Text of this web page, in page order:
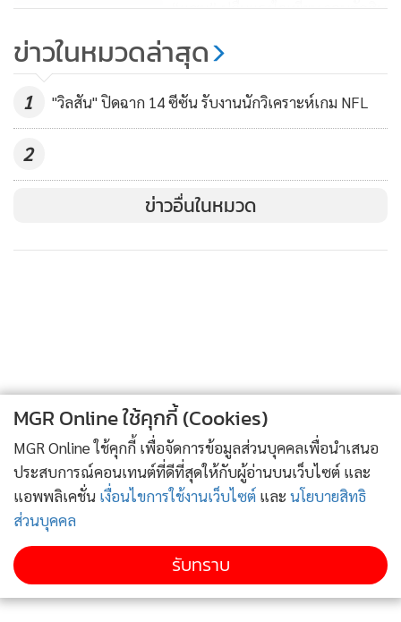
384
“แซม” ปลื้มแรงใจเพียบ วอนตัดสิน
ข่าวในหมวดล่าสุด
1 "วิลสัน" ปิดฉาก 14 ซีซัน รับงานนักวิเคราะห์เกม NFL
2
ข่าวอื่นในหมวด
MGR Online ใช้คุกกี้ (Cookies)
MGR Online ใช้คุกกี้ เพื่อจัดการข้อมูลส่วนบุคคลเพื่อนำเสนอ
ประสบการณ์คอนเทนต์ที่ดีที่สุดให้กับผู้อ่านบนเว็บไซต์ และ
แอพพลิเคชั่น เงื่อนไขการใช้งานเว็บไซต์ และ นโยบายสิทธิ
ส่วนบุคคล
รับทราบ